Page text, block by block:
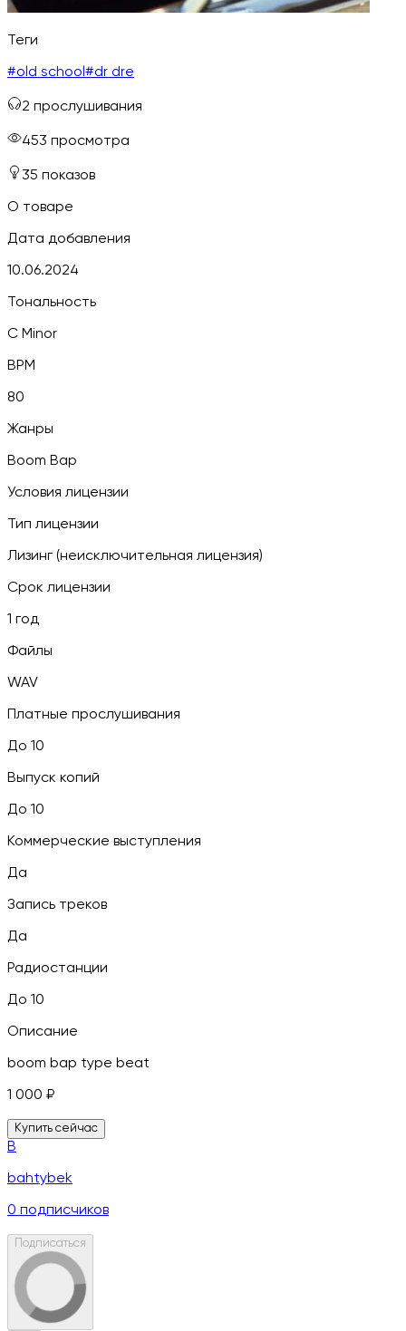
Теги
#old school #dr dre
2 прослушивания
453 просмотра
35 показов
О товаре
Дата добавления
10.06.2024
Тональность
C Minor
BPM
80
Жанры
Boom Bap
Условия лицензии
Тип лицензии
Лизинг (неисключительная лицензия)
Срок лицензии
1 год
Файлы
WAV
Платные прослушивания
До 10
Выпуск копий
До 10
Коммерческие выступления
Да
Запись треков
Да
Радиостанции
До 10
Описание
boom bap type beat
1 000 ₽
Купить сейчас
B
bahtybek
0 подписчиков
Подписаться